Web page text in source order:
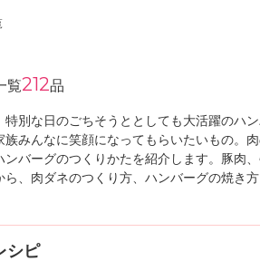
覧212品
特別な日のごちそうととしても大活躍のハ
みんなに笑顔になってもらいたいもの。
バーグのつくりかたを紹介します。豚肉
、肉ダネのつくり方、ハンバーグの焼き
シピ